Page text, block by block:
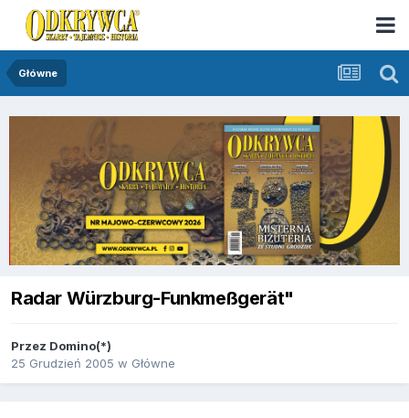
Główne
Radar Würzburg-Funkmeßgerät"
Przez Domino(*)
25 Grudzień 2005 w Główne